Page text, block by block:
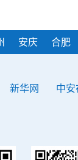
安庆 合肥
新华网 中安